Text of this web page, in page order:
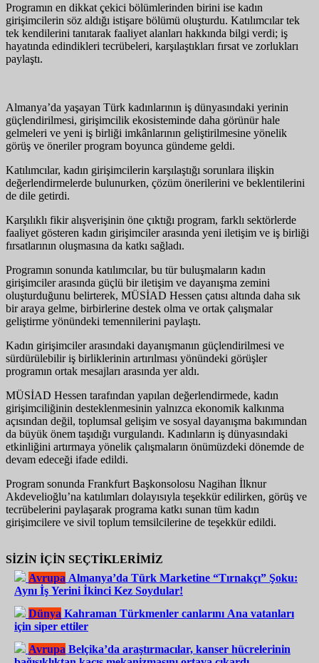
Programın en dikkat çekici bölümlerinden birini ise kadın
girişimcilerin söz aldığı istişare bölümü oluşturdu. Katılımcılar tek
tek kendilerini tanıtarak faaliyet alanları hakkında bilgi verdi; iş
hayatında edindikleri tecrübeleri, karşılaştıkları fırsat ve zorlukları
paylaştı.
Almanya’da yaşayan Türk kadınlarının iş dünyasındaki yerinin
güçlendirilmesi, girişimcilik ekosisteminde daha görünür hale
gelmeleri ve yeni iş birliği imkânlarının geliştirilmesine yönelik
görüş ve öneriler program boyunca gündeme geldi.
Katılımcılar, kadın girişimcilerin karşılaştığı sorunlara ilişkin
değerlendirmelerde bulunurken, çözüm önerilerini ve beklentilerini
de dile getirdi.
Karşılıklı fikir alışverişinin öne çıktığı program, farklı sektörlerde
faaliyet gösteren kadın girişimciler arasında yeni iletişim ve iş birliği
fırsatlarının oluşmasına da katkı sağladı.
Programın sonunda katılımcılar, bu tür buluşmaların kadın
girişimciler arasında güçlü bir iletişim ve dayanışma zemini
oluşturduğunu belirterek, MÜSİAD Hessen çatısı altında daha sık
bir araya gelme, birbirlerine destek olma ve ortak çalışmalar
geliştirme yönündeki temennilerini paylaştı.
Kadın girişimciler arasındaki dayanışmanın güçlendirilmesi ve
sürdürülebilir iş birliklerinin artırılması yönündeki görüşler
programın ortak mesajları arasında yer aldı.
MÜSİAD Hessen tarafından yapılan değerlendirmede, kadın
girişimciliğinin desteklenmesinin yalnızca ekonomik kalkınma
açısından değil, toplumsal gelişim ve sosyal dayanışma bakımından
da büyük önem taşıdığı vurgulandı. Kadınların iş dünyasındaki
etkinliğini artırmaya yönelik çalışmaların önümüzdeki dönemde de
devam edeceği ifade edildi.
Program sonunda Frankfurt Başkonsolosu Nagihan İlknur
Akdevelioğlu’na katılımları dolayısıyla teşekkür edilirken, görüş ve
tecrübelerini paylaşarak programa katkı sunan tüm kadın
girişimcilere ve sivil toplum temsilcilerine de teşekkür edildi.
SİZİN İÇİN SEÇTİKLERİMİZ
Avrupa Almanya’da Türk Marketine “Tırnakçı” Şoku:
Aynı İş Yerini İkinci Kez Soydular!
Dünya Kahraman Türkmenler canlarını Ana vatanları
için siper ettiler
Avrupa Belçika’da araştırmacılar, kanser hücrelerinin